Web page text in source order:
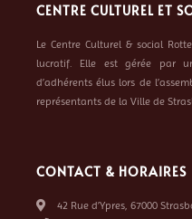
CENTRE CULTUREL ET
Le Centre Culturel & social
lucratif. Elle est gérée par un
d’adhérents élus lors de
représentants de la Ville de
CONTACT & HORAIRES
42 Rue d’Ypres, 67000